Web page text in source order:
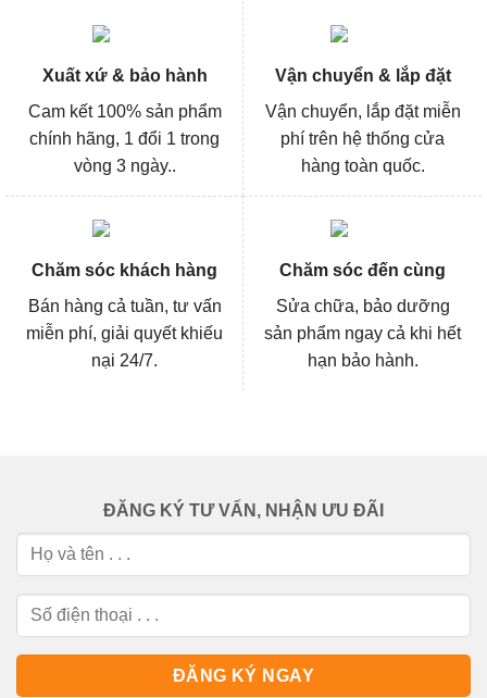
Xuất xứ & bảo hành
Cam kết 100% sản phẩm
chính hãng, 1 đổi 1 trong
vòng 3 ngày..
Vận chuyển & lắp đặt
Vận chuyển, lắp đặt miễn
phí trên hệ thống cửa
hàng toàn quốc.
Chăm sóc khách hàng
Bán hàng cả tuần, tư vấn
miễn phí, giải quyết khiếu
nại 24/7.
Chăm sóc đến cùng
Sửa chữa, bảo dưỡng
sản phẩm ngay cả khi hết
hạn bảo hành.
ĐĂNG KÝ TƯ VẤN, NHẬN ƯU ĐÃI